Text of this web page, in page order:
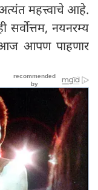
महत्त्वाचे आहे.
सर्वोत्तम, नयनरम्य
आज आपण पाहणार